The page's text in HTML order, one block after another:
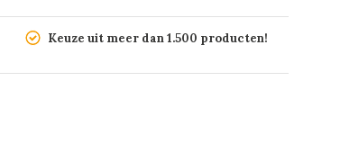
Keuze uit meer dan 1.500 producten!